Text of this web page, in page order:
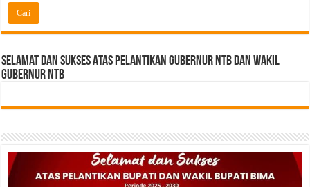
Selamat dan sukses Atas pelantikan Gubernur NTB Dan Wakil
gubernur NTB